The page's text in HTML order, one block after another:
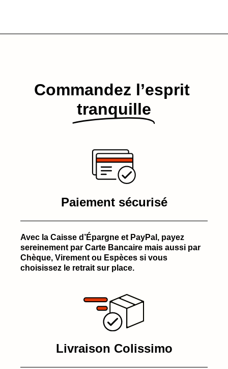
Commandez l’esprit​
tranquille
Paiement sécurisé
Avec la Caisse d’Épargne et PayPal, payez
sereinement par Carte Bancaire mais aussi par
Chèque, Virement ou Espèces si vous
choisissez le retrait sur place.
Livraison Colissimo